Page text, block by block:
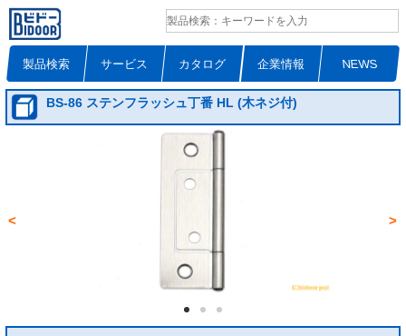
製品検索 サービス カタログ 企業情報 NEWS
BS-86 ステンフラッシュ丁番 HL (木ネジ付)
< >